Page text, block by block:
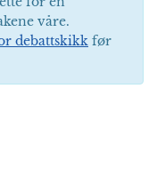
våre.
debattskikk før